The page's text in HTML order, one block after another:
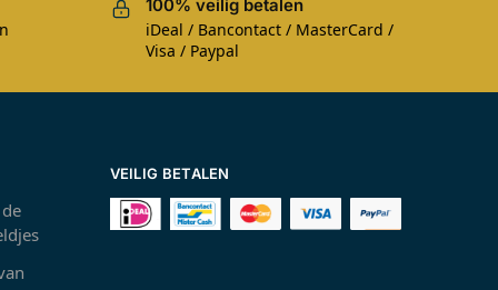
100% veilig betalen
iDeal / Bancontact / MasterCard /
Visa / Paypal
VEILIG BETALEN